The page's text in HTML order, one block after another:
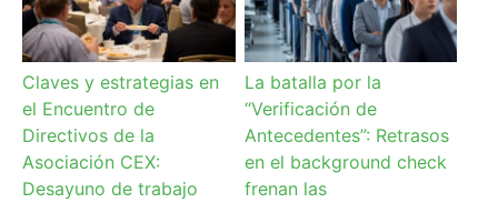
Claves y estrategias en
el Encuentro de
Directivos de la
Asociación CEX:
Desayuno de trabajo
La batalla por la
“Verificación de
Antecedentes”: Retrasos
en el background check
frenan las